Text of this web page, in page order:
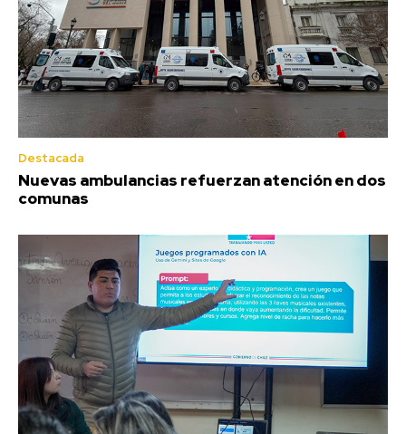
Destacada
Nuevas ambulancias refuerzan atención en dos
comunas